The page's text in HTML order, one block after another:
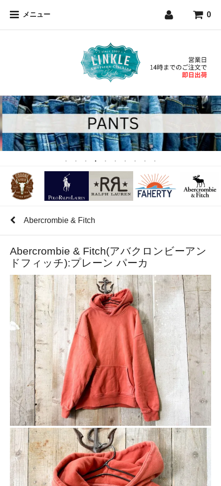
メニュー 0
Abercrombie & Fitch
Abercrombie & Fitch(アバクロンビーアン
ドフィッチ):プレーン パーカ